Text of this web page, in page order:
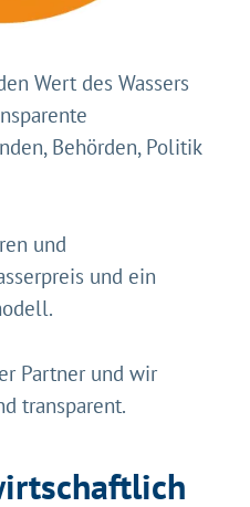
Wert des Wassers
Behörden, Politik
und
und ein
Partner und wir
transparent.